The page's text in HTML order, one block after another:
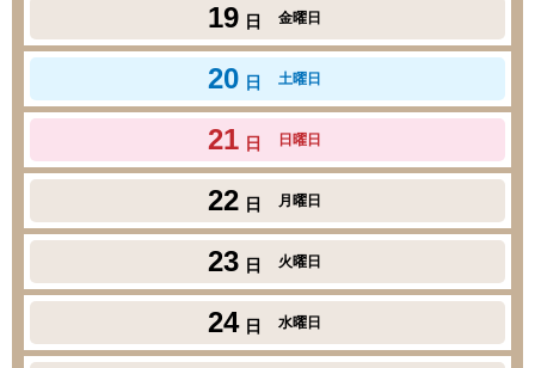
19 日 金曜日
20 日 土曜日
21 日 日曜日
22 日 月曜日
23 日 火曜日
24 日 水曜日